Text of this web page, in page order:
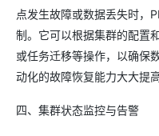
点发生故障或数据丢失时，
制。它可以根据集群的配置
或任务迁移等操作，以确保
动化的故障恢复能力大大提
四、集群状态监控与告警